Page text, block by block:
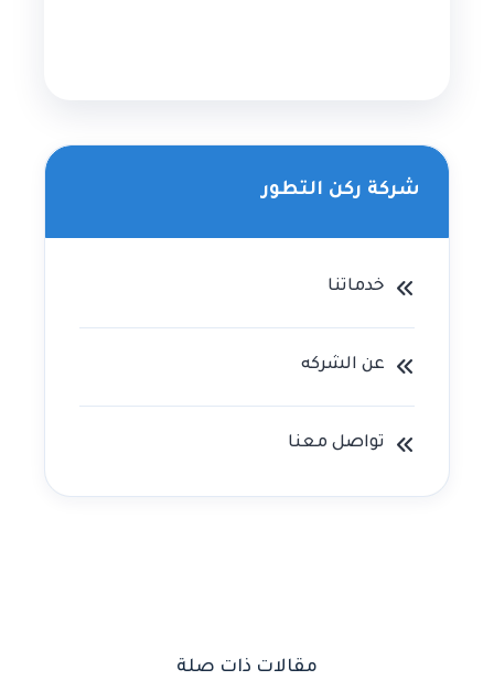
شركة ركن التطور
خدماتنا
عن الشركه
تواصل معنا
مقالات ذات صلة